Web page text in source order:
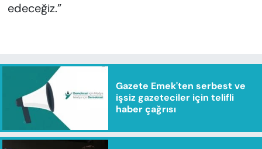
edeceğiz.”
Gazete Emek'ten serbest ve
işsiz gazeteciler için telifli
haber çağrısı